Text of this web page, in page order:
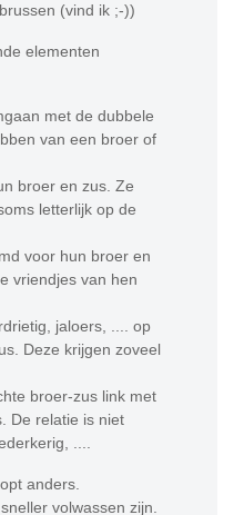
(vind ik ;-))
elementen
met de dubbele
van een broer of
broer en zus. Ze
letterlijk op de
voor hun broer en
vriendjes van hen
jaloers, .... op
Deze krijgen zoveel
broer-zus link met
De relatie is niet
....
anders.
volwassen zijn.